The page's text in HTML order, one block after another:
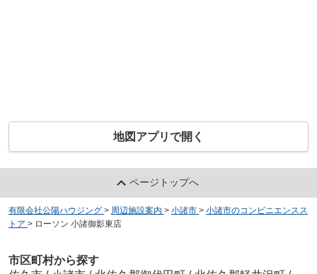
地図アプリで開く
ページトップへ
有限会社公陽ハウジング > 周辺施設案内 > 小諸市 > 小諸市のコンビニエンスス
トア > ローソン 小諸御影東店
市区町村から探す